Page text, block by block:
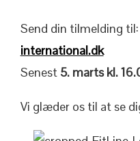
Send din tilmelding til:
international.dk
Senest 5. marts kl.
Vi glæder os til at se